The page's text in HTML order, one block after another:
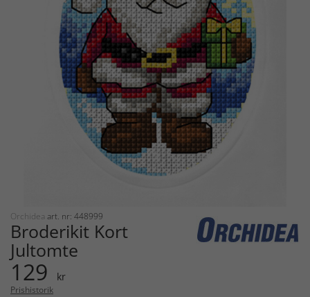
Orchidea art. nr: 448999
Broderikit Kort
Jultomte
129 kr
Prishistorik